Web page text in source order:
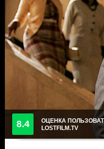
8.4
ОЦЕНКА
LOSTFILM.TV